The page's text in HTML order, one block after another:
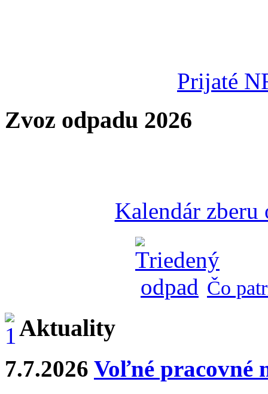
Prijaté
Zvoz odpadu 2026
Kalendár zberu
Čo
Aktuality
7.7.2026 Voľné pracovné